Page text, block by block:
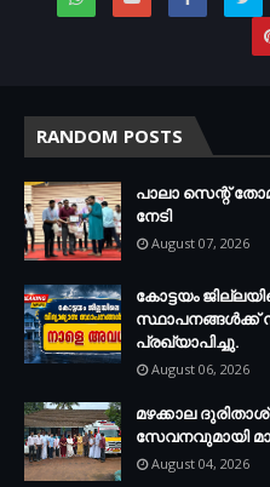
RANDOM POSTS
പാലാ സെന്റ്
നേടി
August 07, 2026
കോട്ടയം
സ്ഥാപനങ്ങള്‍ക്ക്
പ്രഖ്യാപിച്ചു.
August 06, 2026
മഴക്കാല
സേവനവുമായി
August 04, 2026